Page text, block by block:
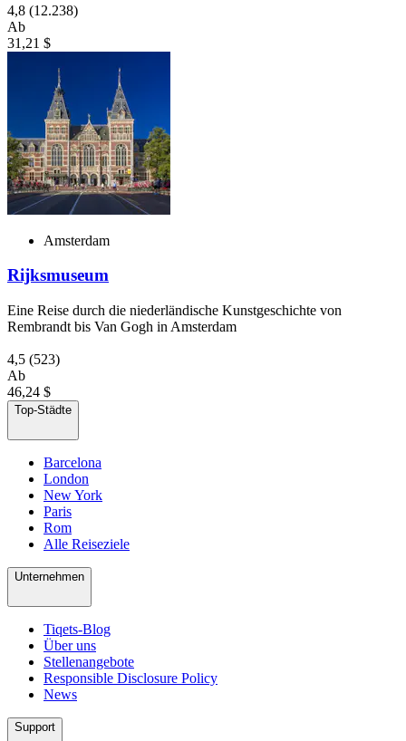
4,8 (12.238)
Ab
31,21 $
Amsterdam
Rijksmuseum
Eine Reise durch die niederländische Kunstgeschichte von
Rembrandt bis Van Gogh in Amsterdam
4,5 (523)
Ab
46,24 $
Top-Städte
Barcelona
London
New York
Paris
Rom
Alle Reiseziele
Unternehmen
Tiqets-Blog
Über uns
Stellenangebote
Responsible Disclosure Policy
News
Support